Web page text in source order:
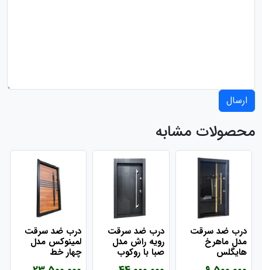
ارسال
محصولات مشابه
درب ضد سرقت
لمینوکس مدل
چهار خط
درب ضد سرقت
رویه راش مدل
صبا با روکوب
درب ضد سرقت
مدل ماهرخ
هایگلس